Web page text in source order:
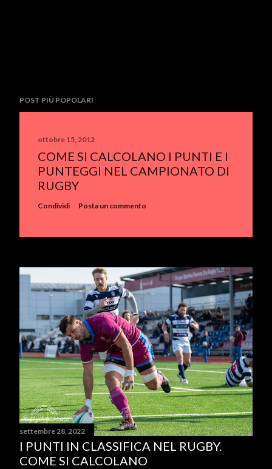
POST PIÙ POPOLARI
ottobre 15, 2012
COME SI CALCOLANO I PUNTI E I
PUNTEGGI NEL CAMPIONATO DI
RUGBY
Condividi Posta un commento
settembre 28, 2022
I PUNTI IN CLASSIFICA NEL RUGBY.
COME SI CALCOLANO